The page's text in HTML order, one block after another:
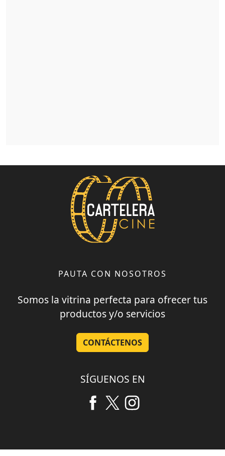
PAUTA CON NOSOTROS
Somos la vitrina perfecta para ofrecer tus
productos y/o servicios
CONTÁCTENOS
SÍGUENOS EN